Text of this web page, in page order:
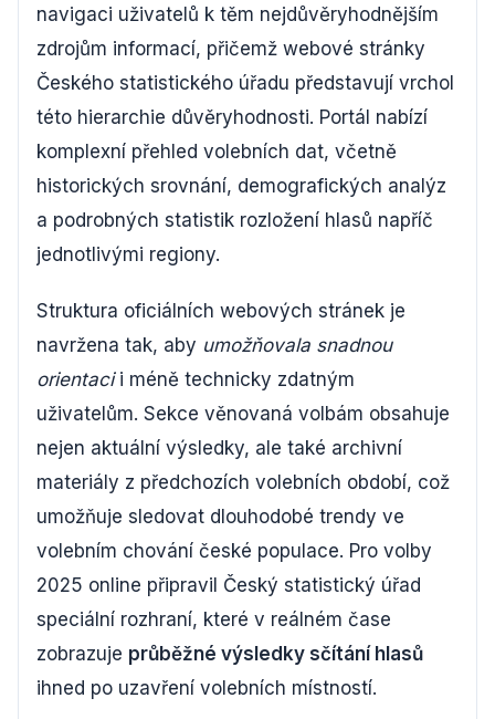
navigaci uživatelů k těm nejdůvěryhodnějším
zdrojům informací, přičemž webové stránky
Českého statistického úřadu představují vrchol
této hierarchie důvěryhodnosti. Portál nabízí
komplexní přehled volebních dat, včetně
historických srovnání, demografických analýz
a podrobných statistik rozložení hlasů napříč
jednotlivými regiony.
Struktura oficiálních webových stránek je
navržena tak, aby umožňovala snadnou
orientacii méně technicky zdatným
uživatelům. Sekce věnovaná volbám obsahuje
nejen aktuální výsledky, ale také archivní
materiály z předchozích volebních období, což
umožňuje sledovat dlouhodobé trendy ve
volebním chování české populace. Pro volby
2025 online připravil Český statistický úřad
speciální rozhraní, které v reálném čase
zobrazuje průběžné výsledky sčítání hlasů
ihned po uzavření volebních místností.